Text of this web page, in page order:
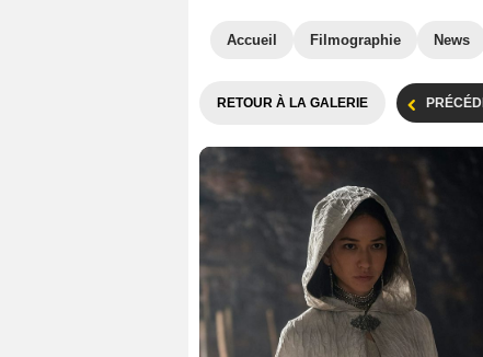
Accueil Filmographie News
RETOUR À LA GALERIE